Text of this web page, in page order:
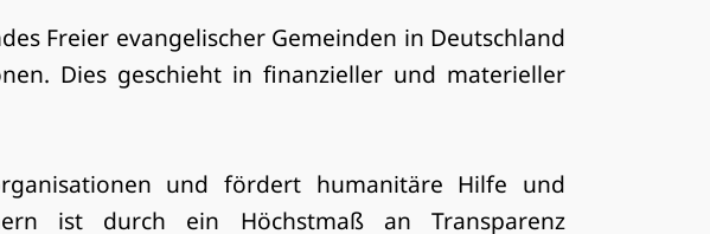
Freier evangelischer Gemeinden in Deutschland
Dies geschieht in finanzieller und materieller
und fördert humanitäre Hilfe und
ist durch ein Höchstmaß an Transparenz